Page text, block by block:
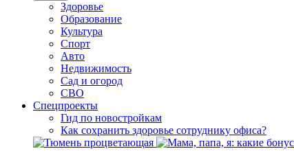
Здоровье
Образование
Культура
Спорт
Авто
Недвижимость
Сад и огород
СВО
Спецпроекты
Гид по новостройкам
Как сохранить здоровье сотруднику офиса?